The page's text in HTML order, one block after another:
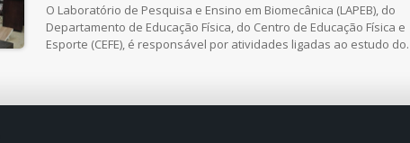
O Laboratório de Pesquisa e Ensino em Biomecânica (LAPEB), do
Departamento de Educação Física, do Centro de Educação Física e
Esporte (CEFE), é responsável por atividades ligadas ao estudo do